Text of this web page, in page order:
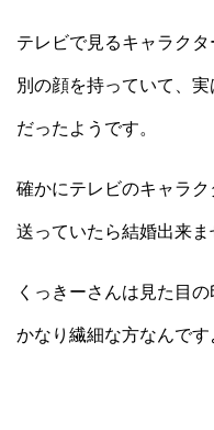
テレビで見るキャラクタ
別の顔を持っていて、
だったようです。
確かにテレビのキャラ
送っていたら結婚出来ま
くっきーさんは見た目
かなり繊細な方なんです